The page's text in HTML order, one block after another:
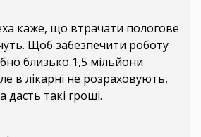
каже, що втрачати пологове
Щоб забезпечити роботу
близько 1,5 мільйони
в лікарні не розраховують,
такі гроші.